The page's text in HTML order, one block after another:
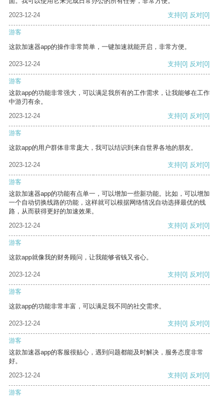
2023-12-24
支持[0] 反对[0]
游客
这款加速器app的操作非常简单，一键加速就能开启，非常方便。
2023-12-24 支持[0] 反对[0]
游客
这款app的功能非常强大，可以满足我所有的工作需求，让我能够在工作
中游刃有余。
2023-12-24
支持[0] 反对[0]
游客
这款app的用户群体非常庞大，我可以结识到来自世界各地的朋友。
2023-12-24 支持[0] 反对[0]
游客
这款加速器app的功能有点单一，可以增加一些新功能。比如，可以增加
一个自动切换线路的功能，这样就可以根据网络情况自动选择最优的线
路，从而获得更好的加速效果。
2023-12-24
支持[0] 反对[0]
游客
这款app就像我的财务顾问，让我能够省钱又省心。
2023-12-24 支持[0] 反对[0]
游客
这款app的功能非常丰富，可以满足我不同的社交需求。
2023-12-24 支持[0] 反对[0]
游客
这款加速器app的客服很贴心，遇到问题都能及时解决，服务态度非常
好。
2023-12-24
支持[0] 反对[0]
游客